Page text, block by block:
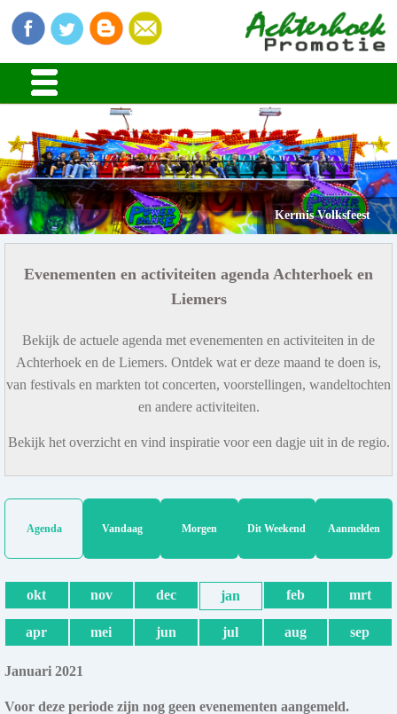
Kermis Volksfeest
Evenementen en activiteiten agenda Achterhoek en
Liemers
Bekijk de actuele agenda met evenementen en activiteiten in de
Achterhoek en de Liemers. Ontdek wat er deze maand te doen is,
van festivals en markten tot concerten, voorstellingen, wandeltochten
en andere activiteiten.
Bekijk het overzicht en vind inspiratie voor een dagje uit in de regio.
Agenda Vandaag Morgen Dit Weekend Aanmelden
okt nov dec jan feb mrt
apr mei jun jul aug sep
Januari 2021
Voor deze periode zijn nog geen evenementen aangemeld.